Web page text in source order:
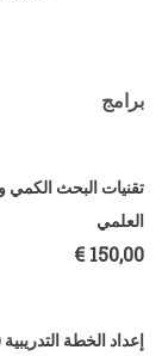
برامج
تقنيات البحث الكمي
العلمي
€ 150,00
إعداد الخطة